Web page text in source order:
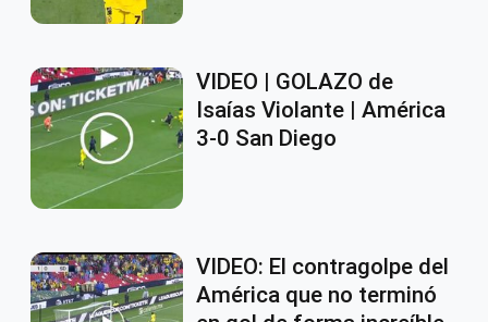
VIDEO | GOLAZO de
Isaías Violante | América
3-0 San Diego
VIDEO: El contragolpe del
América que no terminó